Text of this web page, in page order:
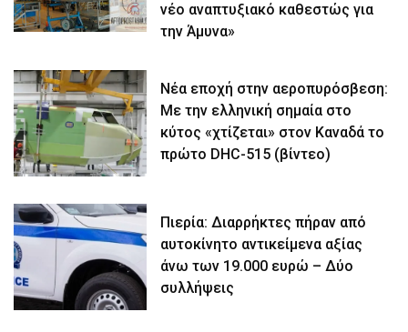
νέο αναπτυξιακό καθεστώς για
την Άμυνα»
Νέα εποχή στην αεροπυρόσβεση:
Με την ελληνική σημαία στο
κύτος «χτίζεται» στον Καναδά το
πρώτο DHC-515 (βίντεο)
Πιερία: Διαρρήκτες πήραν από
αυτοκίνητο αντικείμενα αξίας
άνω των 19.000 ευρώ – Δύο
συλλήψεις